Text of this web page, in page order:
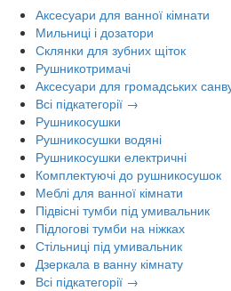
Аксесуари для ванної кімнати
Мильниці і дозатори
Склянки для зубних щіток
Рушникотримачі
Аксесуари для громадських
Всі підкатегорії →
Рушникосушки
Рушникосушки водяні
Рушникосушки електричні
Комплектуючі до рушникосушок
Меблі для ванної кімнати
Підвісні тумби під умивальник
Підлогові тумби на ніжках
Стільниці під умивальник
Дзеркала в ванну кімнату
Всі підкатегорії →